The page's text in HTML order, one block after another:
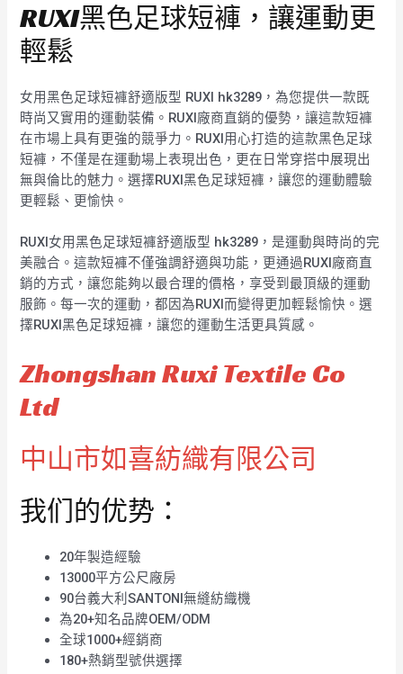
RUXI黑色足球短褲，讓運動更
輕鬆
女用黑色足球短褲舒適版型 RUXI hk3289，為您提供一款既
時尚又實用的運動裝備。RUXI廠商直銷的優勢，讓這款短褲
在市場上具有更強的競爭力。RUXI用心打造的這款黑色足球
短褲，不僅是在運動場上表現出色，更在日常穿搭中展現出
無與倫比的魅力。選擇RUXI黑色足球短褲，讓您的運動體驗
更輕鬆、更愉快。
RUXI女用黑色足球短褲舒適版型 hk3289，是運動與時尚的完
美融合。這款短褲不僅強調舒適與功能，更通過RUXI廠商直
銷的方式，讓您能夠以最合理的價格，享受到最頂級的運動
服飾。每一次的運動，都因為RUXI而變得更加輕鬆愉快。選
擇RUXI黑色足球短褲，讓您的運動生活更具質感。
Zhongshan Ruxi Textile Co
Ltd
中山市如喜紡織有限公司
我们的优势：
20年製造經驗
13000平方公尺廠房
90台義大利SANTONI無縫紡織機
為20+知名品牌OEM/ODM
全球1000+經銷商
180+熱銷型號供選擇